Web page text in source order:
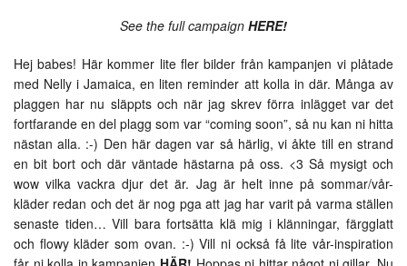
See the full campaign HERE!
Hej babes! Här kommer lite fler bilder från kampanjen vi plåtade
med Nelly i Jamaica, en liten reminder att kolla in där. Många av
plaggen har nu släppts och när jag skrev förra inlägget var det
fortfarande en del plagg som var “coming soon”, så nu kan ni hitta
nästan alla. :-) Den här dagen var så härlig, vi åkte till en strand
en bit bort och där väntade hästarna på oss. <3 Så mysigt och
wow vilka vackra djur det är. Jag är helt inne på sommar/vår-
kläder redan och det är nog pga att jag har varit på varma ställen
senaste tiden… Vill bara fortsätta klä mig i klänningar, färgglatt
och flowy kläder som ovan. :-) Vill ni också få lite vår-inspiration